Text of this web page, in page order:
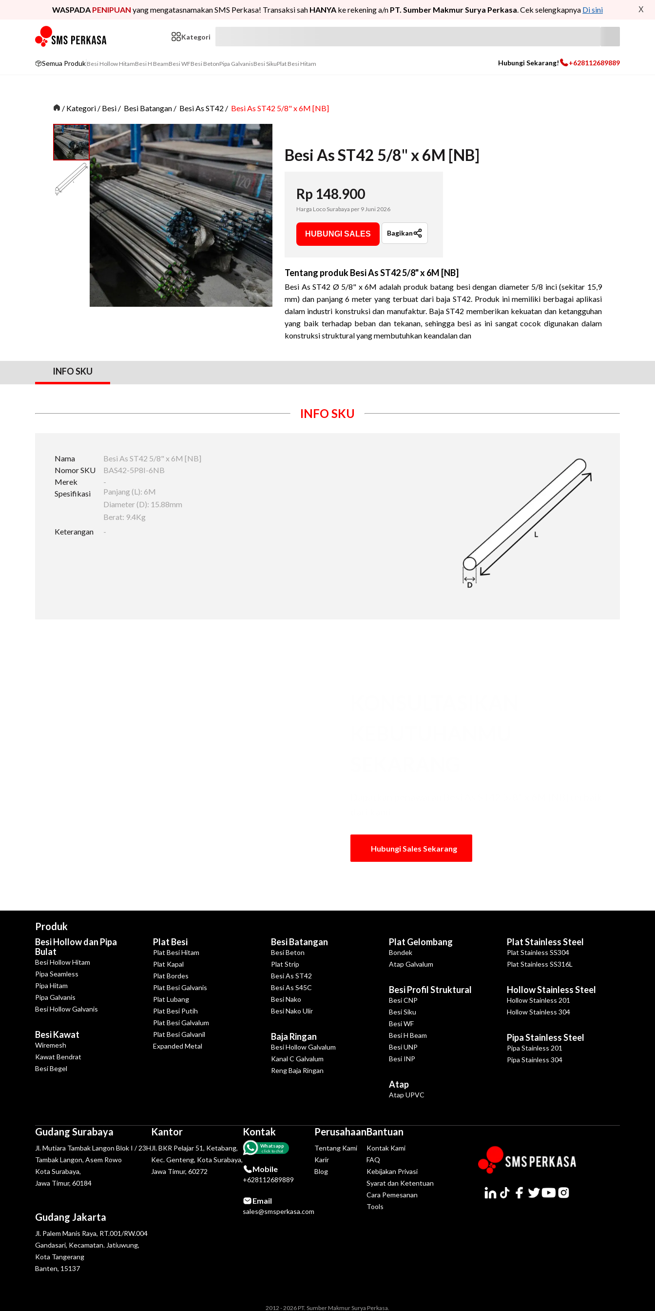
WASPADA PENIPUAN yang mengatasnamakan SMS Perkasa! Transaksi sah HANYA ke rekening a/n PT. Sumber Makmur Surya Perkasa. Cek selengkapnya Di sini X
Kategori
Semua Produk Besi Hollow HitamBesi H BeamBesi WFBesi BetonPipa GalvanisBesi SikuPlat Besi Hitam Hubungi Sekarang! +628112689889
/ Kategori / Besi / Besi Batangan / Besi As ST42 / Besi As ST42 5/8" x 6M [NB]
Besi As ST42 5/8" x 6M [NB]
Rp 148.900
Harga Loco Surabaya per 9 Juni 2026
HUBUNGI SALES Bagikan
Tentang produkBesi As ST42 5/8" x 6M [NB]
Besi As ST42 Ø 5/8" x 6M adalah produk batang besi dengan diameter 5/8 inci (sekitar 15,9
mm) dan panjang 6 meter yang terbuat dari baja ST42. Produk ini memiliki berbagai aplikasi
dalam industri konstruksi dan manufaktur. Baja ST42 memberikan kekuatan dan ketangguhan
yang baik terhadap beban dan tekanan, sehingga besi as ini sangat cocok digunakan dalam
konstruksi struktural yang membutuhkan keandalan dan
INFO SKU
INFO SKU
Nama
Besi As ST42 5/8" x 6M [NB]
Nomor SKU
BAS42-5P8I-6NB
Merek
-
Spesifikasi
Panjang (L): 6M
Diameter (D): 15.88mm
Berat: 9.4Kg
Keterangan
-
Hubungi Sales Sekarang
Produk
Besi Hollow dan Pipa
Bulat
Besi Hollow Hitam
Pipa Seamless
Pipa Hitam
Pipa Galvanis
Besi Hollow Galvanis
Besi Kawat
Wiremesh
Kawat Bendrat
Besi Begel
Plat Besi
Plat Besi Hitam
Plat Kapal
Plat Bordes
Plat Besi Galvanis
Plat Lubang
Plat Besi Putih
Plat Besi Galvalum
Plat Besi Galvanil
Expanded Metal
Besi Batangan
Besi Beton
Plat Strip
Besi As ST42
Besi As S45C
Besi Nako
Besi Nako Ulir
Baja Ringan
Besi Hollow Galvalum
Kanal C Galvalum
Reng Baja Ringan
Plat Gelombang
Bondek
Atap Galvalum
Besi Profil Struktural
Besi CNP
Besi Siku
Besi WF
Besi H Beam
Besi UNP
Besi INP
Atap
Atap UPVC
Plat Stainless Steel
Plat Stainless SS304
Plat Stainless SS316L
Hollow Stainless Steel
Hollow Stainless 201
Hollow Stainless 304
Pipa Stainless Steel
Pipa Stainless 201
Pipa Stainless 304
Gudang Surabaya
Jl. Mutiara Tambak Langon Blok I / 23H
Tambak Langon, Asem Rowo
Kota Surabaya,
Jawa Timur, 60184
Gudang Jakarta
Jl. Palem Manis Raya, RT.001/RW.004
Gandasari, Kecamatan. Jatiuwung,
Kota Tangerang
Banten, 15137
Kantor
Jl. BKR Pelajar 51, Ketabang,
Kec. Genteng, Kota Surabaya,
Jawa Timur, 60272
Kontak
Whatsapp
click to chat
Mobile
+628112689889
Email
sales@smsperkasa.com
Perusahaan
Tentang Kami
Karir
Blog
Bantuan
Kontak Kami
FAQ
Kebijakan Privasi
Syarat dan Ketentuan
Cara Pemesanan
Tools
2012 - 2026 PT. Sumber Makmur Surya Perkasa.